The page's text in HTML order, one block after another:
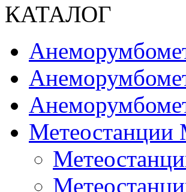
КАТАЛОГ
Метеостанции